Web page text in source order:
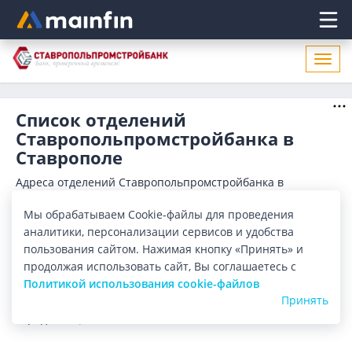
Главное меню
Список отделений
Ставропольпромстройбанка в
Ставрополе
Адреса отделений Ставропольпромстройбанка в
отделения Ставропольпромстройбанка в Ставрополе по
адресу, названию. Часы работы, телефоны, контактные
Показать весь
Отделения
Банкоматы
Все банки Карта
Мы обрабатываем Cookie-файлы для проведения
аналитики, персонализации сервисов и удобства
пользования сайтом. Нажимая кнопку «Принять» и
продолжая использовать сайт, Вы соглашаетесь с
Политикой использования cookie-файлов
Принять